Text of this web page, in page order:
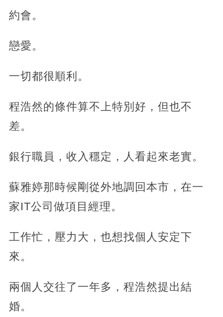
約會。
戀愛。
一切都很順利。
程浩然的條件算不上特別好，但也不
差。
銀行職員，收入穩定，人看起來老實。
蘇雅婷那時候剛從外地調回本市，在一
家IT公司做項目經理。
工作忙，壓力大，也想找個人安定下
來。
兩個人交往了一年多，程浩然提出結
婚。